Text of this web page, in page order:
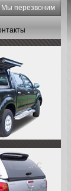
Мы перезвоним
JAC